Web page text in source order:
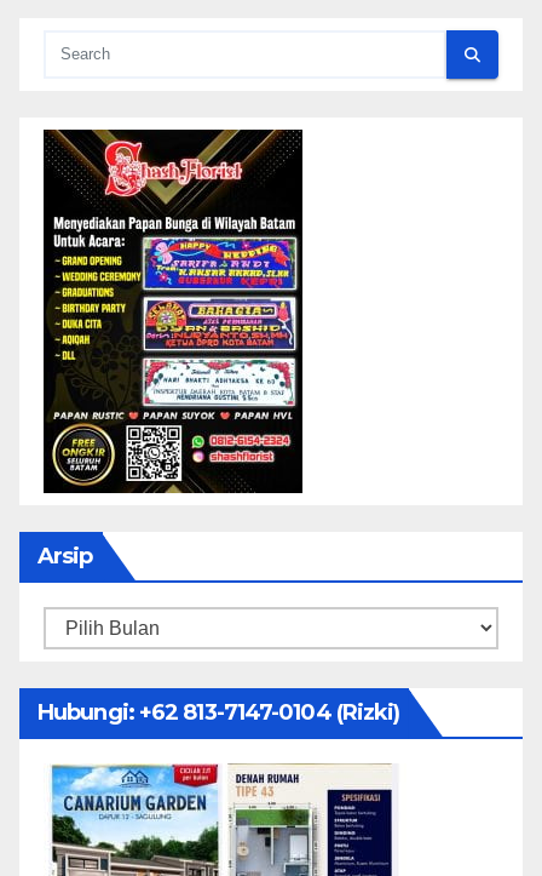
Arsip
Arsip
Hubungi: ‪+62 813-7147-0104‬ (Rizki)